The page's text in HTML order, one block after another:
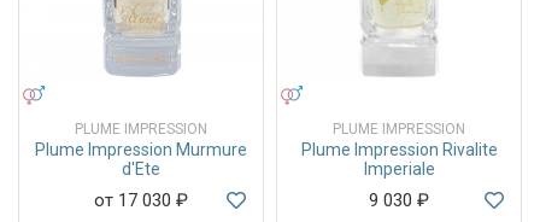
PLUME IMPRESSION
Plume Impression Murmure
d'Ete
от 17 030 ₽
PLUME IMPRESSION
Plume Impression Rivalite
Imperiale
9 030 ₽